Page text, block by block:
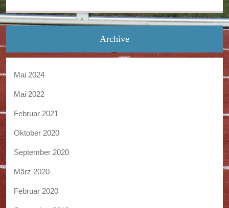
Archive
Mai 2024
Mai 2022
Februar 2021
Oktober 2020
September 2020
März 2020
Februar 2020